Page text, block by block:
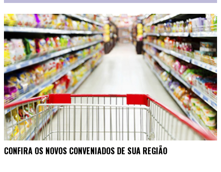
CONFIRA OS NOVOS CONVENIADOS DE SUA REGIÃO